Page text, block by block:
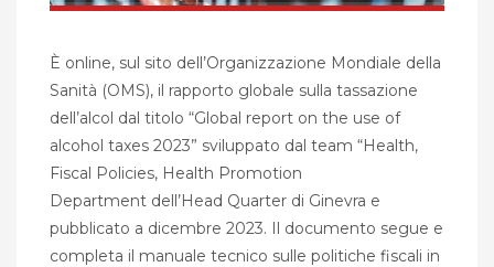
È online, sul sito dell’Organizzazione Mondiale della
Sanità (OMS), il rapporto globale sulla tassazione
dell’alcol dal titolo “Global report on the use of
alcohol taxes 2023” sviluppato dal team “Health,
Fiscal Policies, Health Promotion
Department dell’Head Quarter di Ginevra e
pubblicato a dicembre 2023. Il documento segue e
completa il manuale tecnico sulle politiche fiscali in